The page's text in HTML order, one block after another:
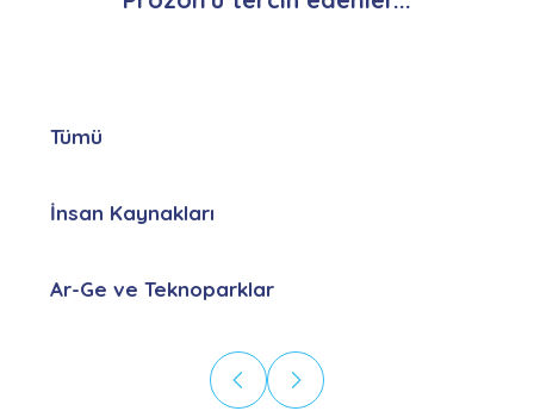
Tümü
İnsan Kaynakları
Ar-Ge ve Teknoparklar